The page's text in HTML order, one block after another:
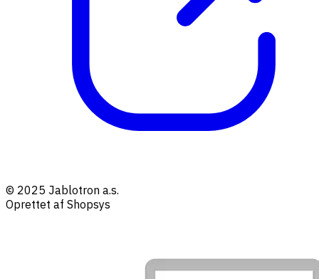
© 2025 Jablotron a.s.
Oprettet af Shopsys